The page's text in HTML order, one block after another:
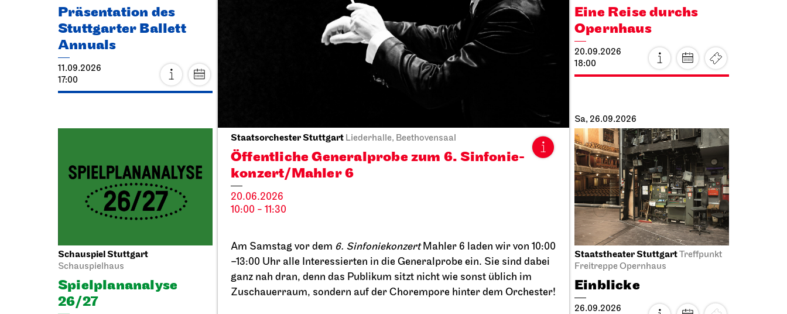
Staatsorchester Stuttgart Liederhalle, Beethovensaal
Öffentliche Generalprobe zum 6. Sinfonie­
konzert/Mahler 6
20.06.2026
10:00 - 11:30
Am Samstag vor dem 6. SinfoniekonzertMahler 6 laden wir von 10:00
–13:00 Uhr alle Interessierten in die Generalprobe ein. Sie sind dabei
ganz nah dran, denn das Publikum sitzt nicht wie sonst üblich im
Zuschauerraum, sondern auf der Chorempore hinter dem Orchester!
Präsentation des
Stuttgarter Ballett
Annuals
11.09.2026
17:00
Schauspielhaus und Opernvorplatz
Theaterfest am
Singend durch den
Spielplan
20.09.2026
13:30 - 14:30
Eine Reise durchs
Opernhaus
20.09.2026
18:00
Schauspiel Stuttgart
Schauspielhaus
Spiel­plan­analyse
26/27
JOiN
Ciao Sommer!
25.09.2026
Stuttgarter Ballett
Onegin
25.09.2026
Sa, 26.09.2026
Staatstheater StuttgartTreffpunkt
Freitreppe Opernhaus
Einblicke
26.09.2026